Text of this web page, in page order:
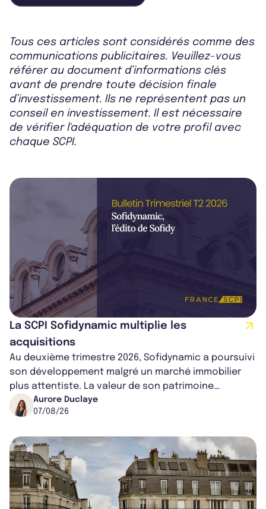
Tous ces articles sont considérés comme des
communications publicitaires. Veuillez-vous
référer au document d’informations clés
avant de prendre toute décision finale
d’investissement. Ils ne représentent pas un
conseil en investissement. Il est nécessaire
de vérifier l'adéquation de votre profil avec
chaque SCPI.
La SCPI Sofidynamic multiplie les
acquisitions
Au deuxième trimestre 2026, Sofidynamic a poursuivi
son développement malgré un marché immobilier
plus attentiste. La valeur de son patrimoine
progresse de 3,8% à périmètre constan...
Aurore Duclaye
07/08/26